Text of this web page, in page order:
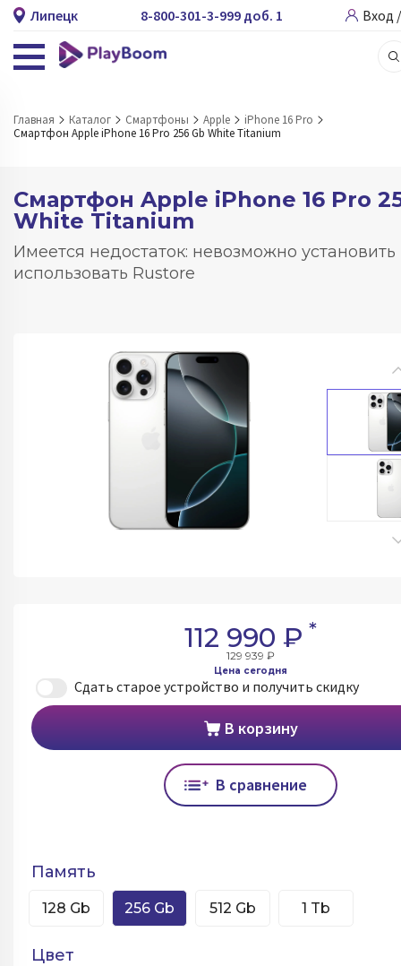
Липецк 8-800-301-3-999 доб. 1 Вход
Главная Каталог Смартфоны Apple
iPhone 16 Pro
Смартфон Apple iPhone 16 Pro 256 Gb White Titanium
Смартфон Apple iPhone 16 Pro
White Titanium
Имеется недостаток: невозможно установить
использовать Rustore
Память
128 Gb 256 Gb 512 Gb 1 Tb
Цвет
112 990 ₽ *
129 939 ₽
Цена сегодня
Сдать старое устройство и получить скидку
В корзину
В сравнение